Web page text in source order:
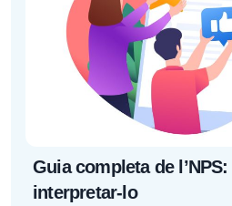
Guia completa de
interpretar-lo